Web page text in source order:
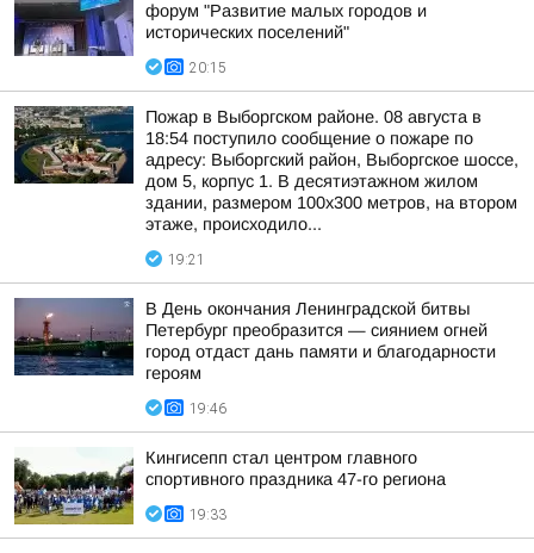
форум "Развитие малых городов и
исторических поселений"
20:15
Пожар в Выборгском районе. 08 августа в
18:54 поступило сообщение о пожаре по
адресу: Выборгский район, Выборгское шоссе,
дом 5, корпус 1. В десятиэтажном жилом
здании, размером 100х300 метров, на втором
этаже, происходило...
19:21
В День окончания Ленинградской битвы
Петербург преобразится — сиянием огней
город отдаст дань памяти и благодарности
героям
19:46
Кингисепп стал центром главного
спортивного праздника 47-го региона
19:33